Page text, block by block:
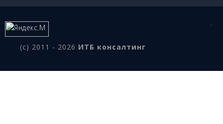
(c) 2011 - 2026 ИТБ консалтинг